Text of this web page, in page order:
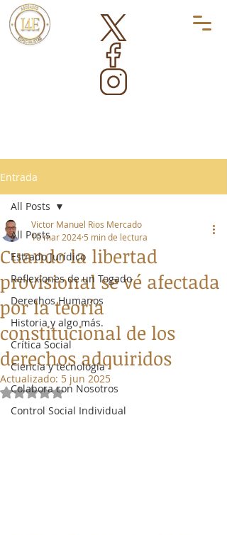
Entrada
All Posts
Estrado Jurídico
Reflexiones de un Togado
Derechos Humanos
Historia y algo más.
Crítica Social
Ciencia y tecnología
Colabora con Nosotros
Control Social Individual
All Posts
Cuando la libertad
provisional se vé afectada
por la teoría
constitucional de los
derechos adquiridos
Victor Manuel Rios Mercado
10 mar 2024 5 min de lectura
Actualizado: 5 jun 2025
Obtuvo NaN de 5 estrellas.